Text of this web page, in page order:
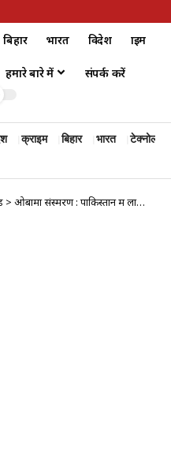
बिहार भारत विदेश क्राइम
हमारे बारे में संपर्क करें
क्राइम बिहार भारत टेक्नोलॉजी
> ओबामा संस्मरण : पाकिस्तान में लाखों युवा धार्मिक कट्टरवाद से प्रभावित